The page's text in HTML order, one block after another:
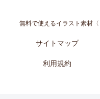
無料で使えるイラスト素材
サイトマップ
利用規約